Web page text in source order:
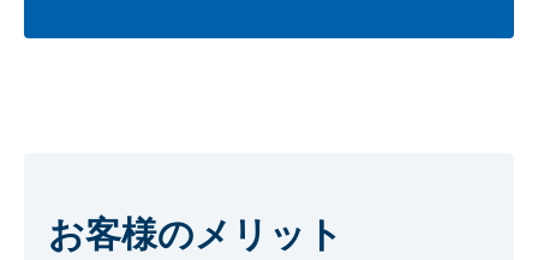
お客様のメリット